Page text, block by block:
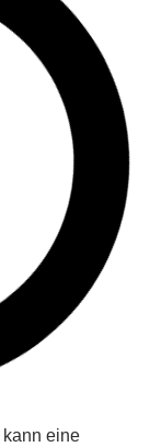
kann eine